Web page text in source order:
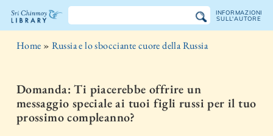
La
Sri
Chinmoy
INFORMAZIONI
SULL'AUTORE
Home » Russia e lo sbocciante cuore della Russia
Domanda: Ti piacerebbe offrire un
messaggio speciale ai tuoi figli russi per il tuo
prossimo compleanno?